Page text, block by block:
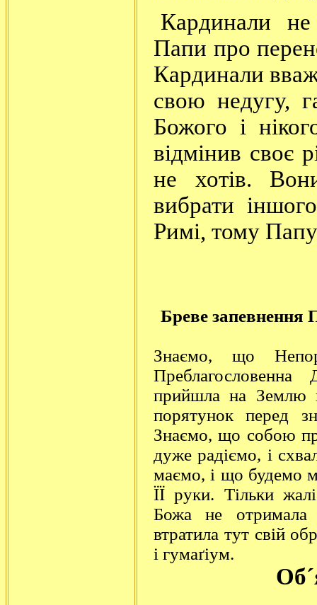
Кардинали не
Папи про
Кардинали
свою недугу,
Божого і
відмінив своє
не хотів.
вибрати
Римі, тому
Бреве запевнення
Знаємо, що
прийшла на Землю
порятунок перед
Знаємо, що собою
дуже радіємо, і
маємо, і що будемо
ЇЇ руки. Тільки
Божа не
втратила тут свій
і гумаґіум.